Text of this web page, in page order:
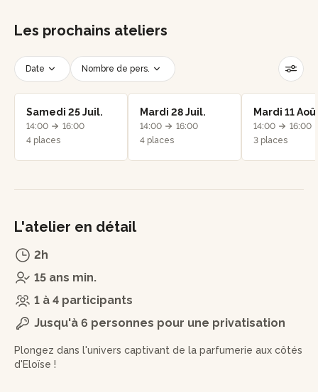
Les prochains ateliers
Date Nombre de pers.
Créneau horaire Réinitialiser les filtres
Samedi 25 Juil.
14:00
16:00
4 places
Mardi 28 Juil.
14:00
16:00
4 places
Mardi 11
14:00
16:00
3 places
L'atelier en détail
2h
15 ans min.
1 à 4 participants
Jusqu'à 6 personnes pour une privatisation
Plongez dans l'univers captivant de la parfumerie aux côtés
d'Eloïse !